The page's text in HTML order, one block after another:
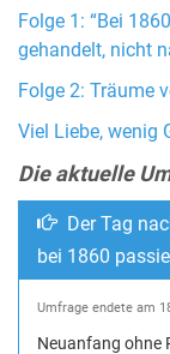
Folge 1: “Bei
gehandelt, nicht
Folge 2: Träume
Viel Liebe, wenig
Die aktuelle
Der Tag
bei 1860
Umfrage endete am
Neuanfang ohne